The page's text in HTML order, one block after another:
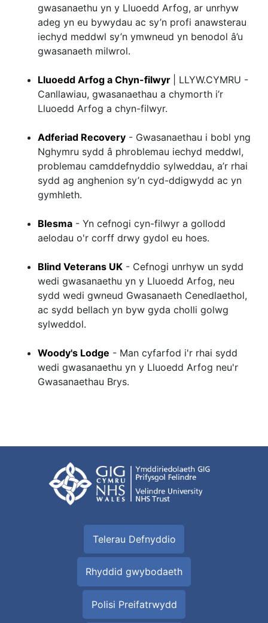
gwasanaethu yn y Lluoedd Arfog, ar unrhyw
adeg yn eu bywydau ac sy’n profi anawsterau
iechyd meddwl sy’n ymwneud yn benodol â’u
gwasanaeth milwrol.
Lluoedd Arfog a Chyn-filwyr
| LLYW.CYMRU -
Canllawiau, gwasanaethau a chymorth i’r
Lluoedd Arfog a chyn-filwyr.
Adferiad Recovery - Gwasanaethau i bobl yng
Nghymru sydd â phroblemau iechyd meddwl,
problemau camddefnyddio sylweddau, a’r rhai
sydd ag anghenion sy’n cyd-ddigwydd ac yn
gymhleth.
Blesma - Yn cefnogi cyn-filwyr a gollodd
aelodau o'r corff drwy gydol eu hoes.
Blind Veterans UK - Cefnogi unrhyw un sydd
wedi gwasanaethu yn y Lluoedd Arfog, neu
sydd wedi gwneud Gwasanaeth Cenedlaethol,
ac sydd bellach yn byw gyda cholli golwg
sylweddol.
Woody's Lodge - Man cyfarfod i'r rhai sydd
wedi gwasanaethu yn y Lluoedd Arfog neu'r
Gwasanaethau Brys.
Telerau Defnyddio
Rhyddid gwybodaeth
Polisi Preifatrwydd